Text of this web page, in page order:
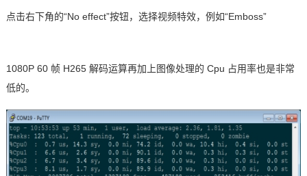
点击右下角的“No effect”按钮，选择视频特效，例如“Emboss”
1080P 60 帧 H265 解码运算再加上图像处理的 Cpu 占用率也是非常
低的。